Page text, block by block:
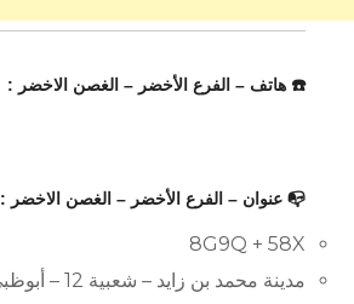
☎️ هاتف – الفرع الأخضر – الغصن الاخضر :
📭 عنوان – الفرع الأخضر – الغصن الاخضر :
8G9Q + 58X
مدينة محمد بن زايد – شعبية 12 – أبوظبي